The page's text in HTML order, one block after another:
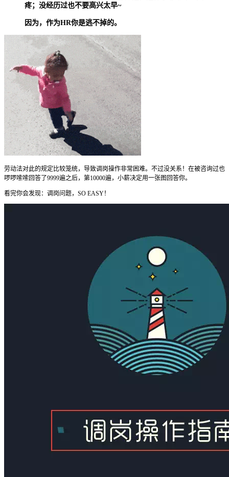
疼；没经历过也不要高兴太早~
因为，作为HR你是逃不掉的。
劳动法对此的规定比较笼统，导致调岗操作非常困难。不过没关系！在被咨询过也
啰啰嗦嗦回答了9999遍之后，第10000遍，小薪决定用一张图回答你。
看完你会发现：调岗问题，SO EASY！